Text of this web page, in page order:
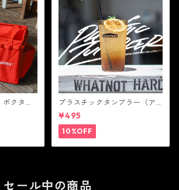
クタノ
プラスチックタンブラー（ア
ンバー） - WHATNOT
¥495
10%OFF
セール中の商品